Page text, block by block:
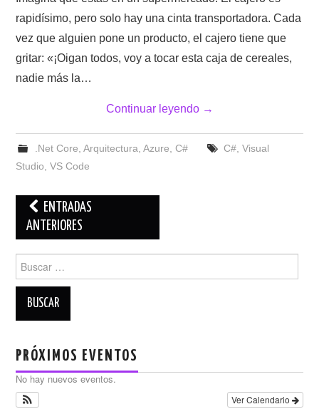
rapidísimo, pero solo hay una cinta transportadora. Cada
vez que alguien pone un producto, el cajero tiene que
gritar: «¡Oigan todos, voy a tocar esta caja de cereales,
nadie más la…
Continuar leyendo →
.Net Core, Arquitectura, Azure, C# C#, Visual
Studio,VS Code
Navegación
de
ENTRADAS
ANTERIORES
Buscar:
PRÓXIMOS EVENTOS
No hay nuevos eventos.
Ver Calendario